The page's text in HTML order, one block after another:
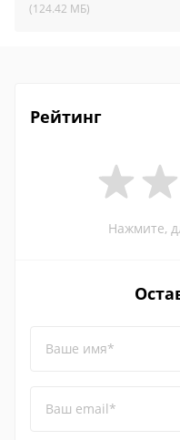
(124.42 МБ)
Рейтинг
Нажмите,
Ваше имя*
Ваш email*